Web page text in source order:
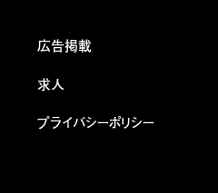
広告掲載
求人
プライバシーポリシー